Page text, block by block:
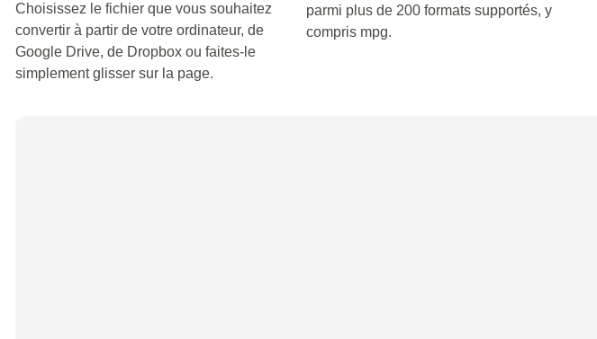
Choisissez le fichier que vous souhaitez
convertir à partir de votre ordinateur, de
Google Drive, de Dropbox ou faites-le
simplement glisser sur la page.
parmi plus de 200 formats supportés, y
compris mpg.